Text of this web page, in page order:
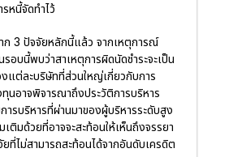
หนี้จัดทำไว้
ก 3 ปัจจัยหลักนี้แล้ว จากเหตุการณ์
อบนี้พบว่าสาเหตุการผิดนัดชำระจะเป็น
แต่ละบริษัทที่ส่วนใหญ่เกี่ยวกับการ
นอาจพิจารณาถึงประวัติการบริหาร
รบริหารที่ผ่านมาของผู้บริหารระดับสูง
ติมด้วยที่อาจจะสะท้อนให้เห็นถึงจรรยา
ที่ไม่สามารถสะท้อนได้จากอันดับเครดิต